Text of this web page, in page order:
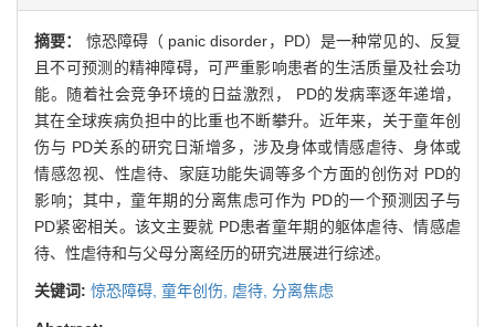
摘要： 惊恐障碍（ panic disorder，PD）是一种常见的、反复
且不可预测的精神障碍，可严重影响患者的生活质量及社会功
能。随着社会竞争环境的日益激烈， PD的发病率逐年递增，
其在全球疾病负担中的比重也不断攀升。近年来，关于童年创
伤与 PD关系的研究日渐增多，涉及身体或情感虐待、身体或
情感忽视、性虐待、家庭功能失调等多个方面的创伤对 PD的
影响；其中，童年期的分离焦虑可作为 PD的一个预测因子与
PD紧密相关。该文主要就 PD患者童年期的躯体虐待、情感虐
待、性虐待和与父母分离经历的研究进展进行综述。
关键词: 惊恐障碍, 童年创伤, 虐待, 分离焦虑